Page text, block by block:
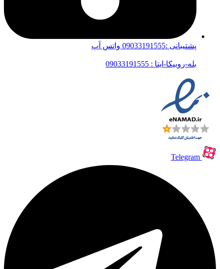
پشتیبانی :09033191555 واتس آپ
بله-روبیکا-ایتا : 09033191555
Telegram